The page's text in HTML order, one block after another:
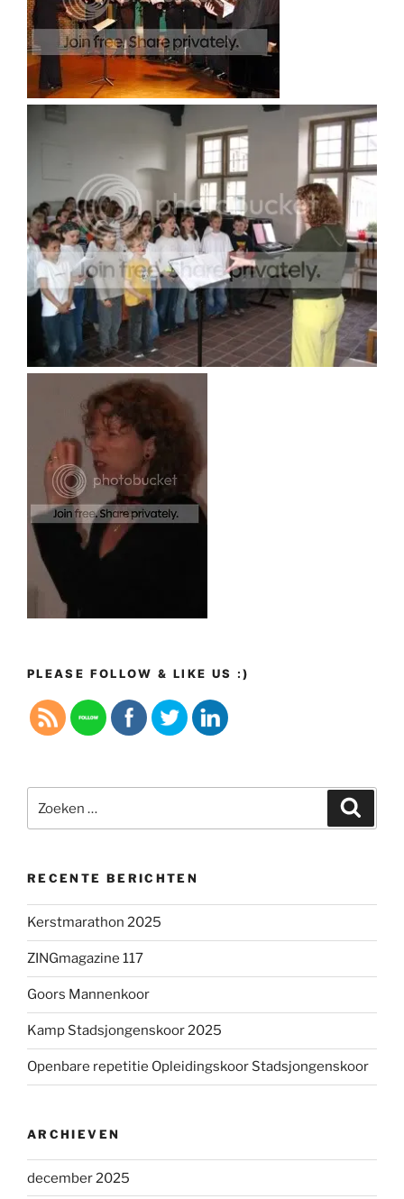
PLEASE FOLLOW & LIKE US :)
naar:
RECENTE BERICHTEN
Kerstmarathon 2025
ZINGmagazine 117
Goors Mannenkoor
Kamp Stadsjongenskoor 2025
Openbare repetitie Opleidingskoor Stadsjongenskoor
ARCHIEVEN
december 2025